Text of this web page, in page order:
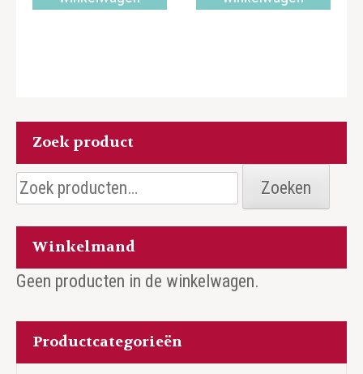
Zoek product
Zoeken
naar:
Zoeken
Winkelmand
Geen producten in de winkelwagen.
Productcategorieën